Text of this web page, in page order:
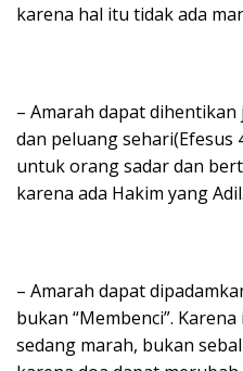
karena hal itu tidak ada
– Amarah dapat
dan peluang sehari(Efesus
untuk orang sadar dan
karena ada Hakim yang Adil.
– Amarah dapat
bukan “Membenci”.
sedang marah, bukan